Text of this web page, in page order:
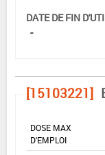
DATE DE FIN
-
[15103221]
DOSE MAX
D'EMPLOI